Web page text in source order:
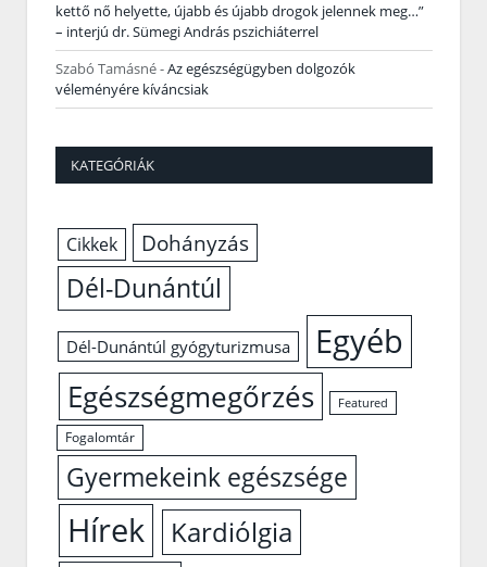
kettő nő helyette, újabb és újabb drogok jelennek meg…”
– interjú dr. Sümegi András pszichiáterrel
Szabó Tamásné-Az egészségügyben dolgozók
véleményére kíváncsiak
KATEGÓRIÁK
Cikkek Dohányzás
Dél-Dunántúl
Dél-Dunántúl gyógyturizmusa Egyéb
Egészségmegőrzés Featured
Fogalomtár
Gyermekeink egészsége
Hírek Kardiólgia